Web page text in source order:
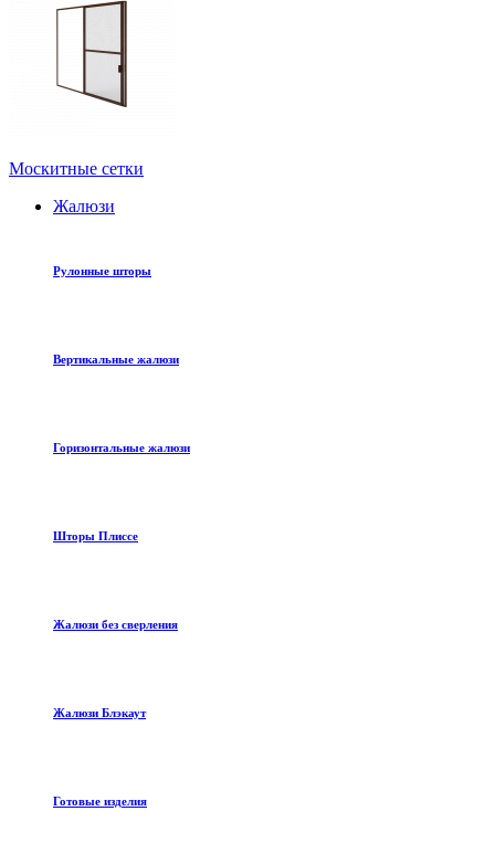
Москитные сетки
Жалюзи
Рулонные шторы
Вертикальные жалюзи
Горизонтальные жалюзи
Шторы Плиссе
Жалюзи без сверления
Жалюзи Блэкаут
Готовые изделия